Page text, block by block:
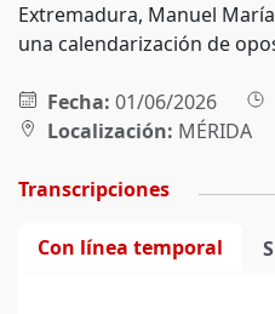
Extremadura, Manuel
una calendarización de
Fecha: 01/06/2026
Localización: MÉRIDA
Transcripciones
Con línea temporal